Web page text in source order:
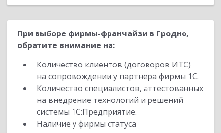
При выборе фирмы-франчайзи в Гродно,
обратите внимание на:
Количество клиентов (договоров ИТС)
на сопровождении у партнера фирмы 1С.
Количество специалистов, аттестованных
на внедрение технологий и решений
системы 1С:Предприятие.
Наличие у фирмы статуса